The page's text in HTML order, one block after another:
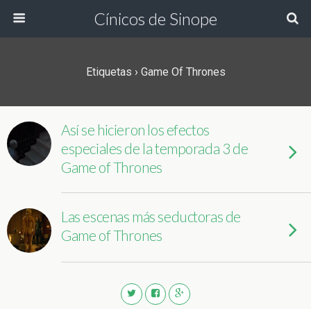
Cínicos de Sinope
Etiquetas › Game Of Thrones
Así se hicieron los efectos
especiales de la temporada 3 de
Game of Thrones
Las escenas más seductoras de
Game of Thrones